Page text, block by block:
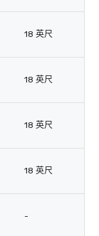
18 英尺
18 英尺
18 英尺
18 英尺
-